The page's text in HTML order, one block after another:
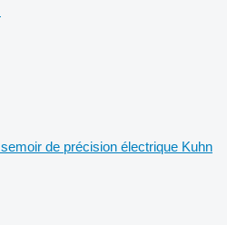
semoir de précision électrique Kuhn